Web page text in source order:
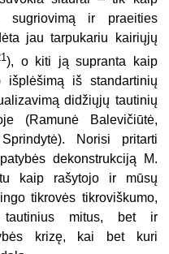
sugriovimą ir praeities
jau tarpukariu kairiųjų
), o kiti ją supranta kaip
išplėšimą iš standartinių
didžiųjų tautinių
(Ramunė Balevičiūtė,
Norisi pritarti
dekonstrukciją M.
kaip rašytojo ir mūsų
tikrovės tikroviškumo,
mitus, bet ir
krizę, kai bet kuri